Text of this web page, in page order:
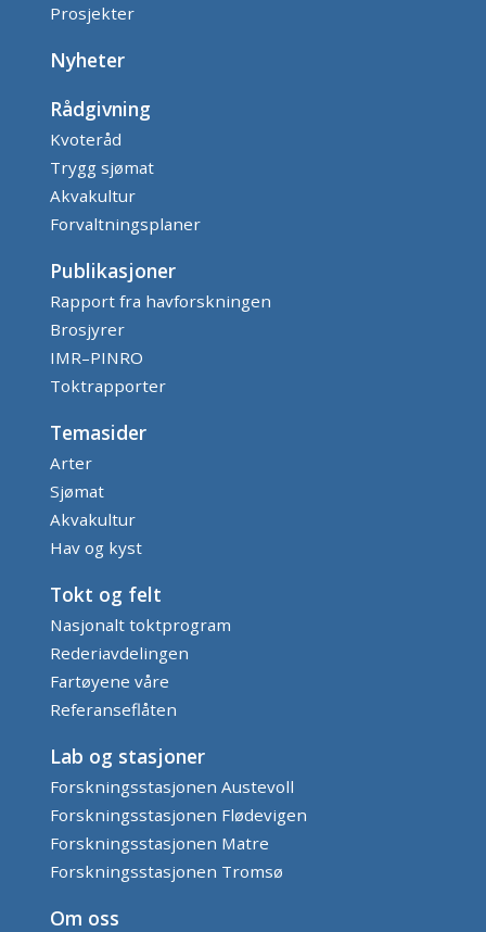
Prosjekter
Nyheter
Rådgivning
Kvoteråd
Trygg sjømat
Akvakultur
Forvaltningsplaner
Publikasjoner
Rapport fra havforskningen
Brosjyrer
IMR–PINRO
Toktrapporter
Temasider
Arter
Sjømat
Akvakultur
Hav og kyst
Tokt og felt
Nasjonalt toktprogram
Rederiavdelingen
Fartøyene våre
Referanseflåten
Lab og stasjoner
Forskningsstasjonen Austevoll
Forskningsstasjonen Flødevigen
Forskningsstasjonen Matre
Forskningsstasjonen Tromsø
Om oss